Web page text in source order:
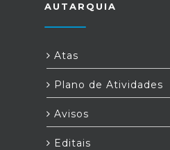
AUTARQUIA
Atas
Plano de Atividades
Avisos
Editais